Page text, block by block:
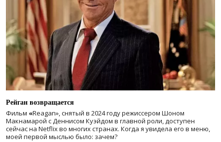
Рейган возвращается
Фильм «Reagan», снятый в 2024 годурежиссером Шоном
Макнамарой с Деннисом Куэйдом в главной роли, доступен
сейчас на Netflix во многих странах. Когда я увидела его в меню,
моей первой мыслью было: зачем?